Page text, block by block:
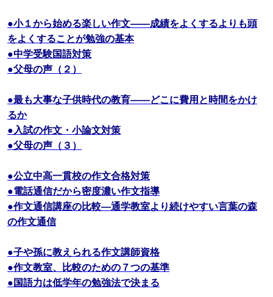
●小１から始める楽しい作文――成績をよくするよりも頭
をよくすることが勉強の基本
●中学受験国語対策
●父母の声（２）
●最も大事な子供時代の教育――どこに費用と時間をかけ
るか
●入試の作文・小論文対策
●父母の声（３）
●公立中高一貫校の作文合格対策
●電話通信だから密度濃い作文指導
●作文通信講座の比較―通学教室より続けやすい言葉の森
の作文通信
●子や孫に教えられる作文講師資格
●作文教室、比較のための７つの基準
●国語力は低学年の勉強法で決まる